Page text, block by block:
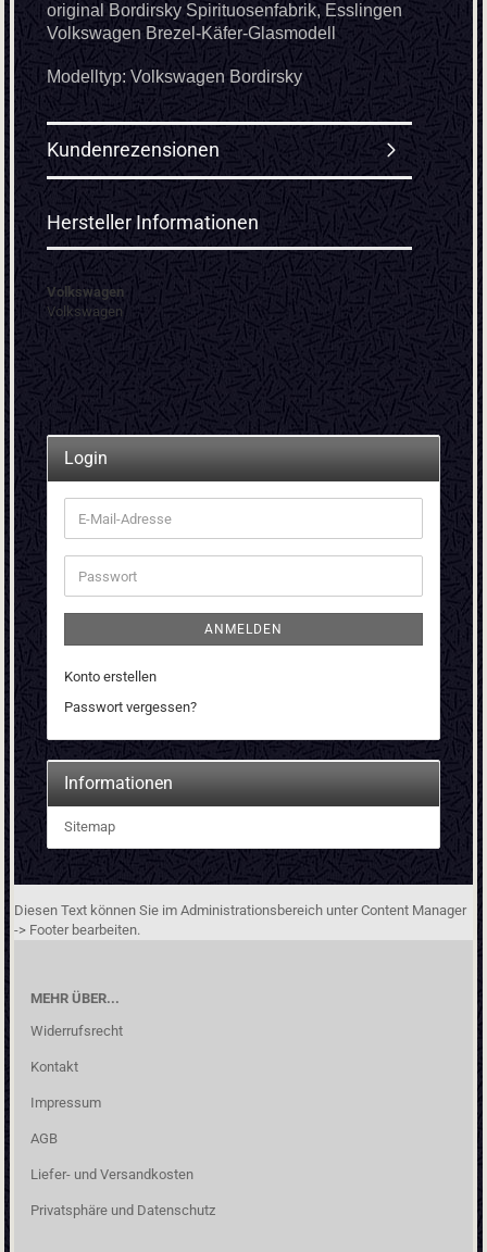
original Bordirsky Spirituosenfabrik, Esslingen
Volkswagen Brezel-Käfer-Glasmodell
Modelltyp: Volkswagen Bordirsky
Kundenrezensionen
Hersteller Informationen
Volkswagen
Volkswagen
Login
E-
Mail-
Adresse
Passwort
ANMELDEN
Konto erstellen
Passwort vergessen?
Informationen
Sitemap
Diesen Text können Sie im Administrationsbereich unter Content Manager
-> Footer bearbeiten.
MEHR ÜBER...
Widerrufsrecht
Kontakt
Impressum
AGB
Liefer- und Versandkosten
Privatsphäre und Datenschutz